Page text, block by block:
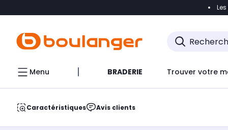
Accéder
Menu BRADERIE Trouver votre
Caractéristiques Avis clients